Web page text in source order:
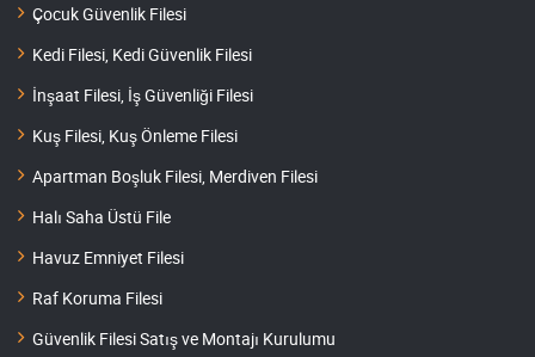
Çocuk Güvenlik Filesi
Kedi Filesi, Kedi Güvenlik Filesi
İnşaat Filesi, İş Güvenliği Filesi
Kuş Filesi, Kuş Önleme Filesi
Apartman Boşluk Filesi, Merdiven Filesi
Halı Saha Üstü File
Havuz Emniyet Filesi
Raf Koruma Filesi
Güvenlik Filesi Satış ve Montajı Kurulumu